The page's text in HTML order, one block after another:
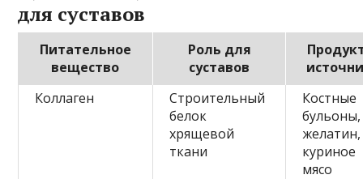
для суставов
Питательное
вещество
Роль для
суставов
Коллаген
Строительный
белок
хрящевой
ткани
Костные
бульоны,
желатин,
куриное
мясо